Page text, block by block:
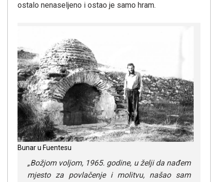
ostalo nenaseljeno i ostao je samo hram.
Bunar u Fuentesu
„Božjom voljom, 1965. godine, u želji da nađem
mjesto za povlačenje i molitvu, našao sam